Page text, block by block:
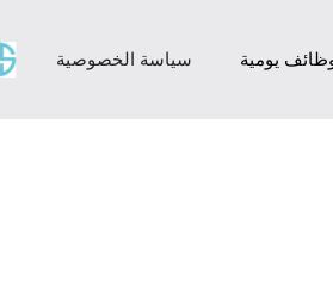
يومية سياسة الخصوصية